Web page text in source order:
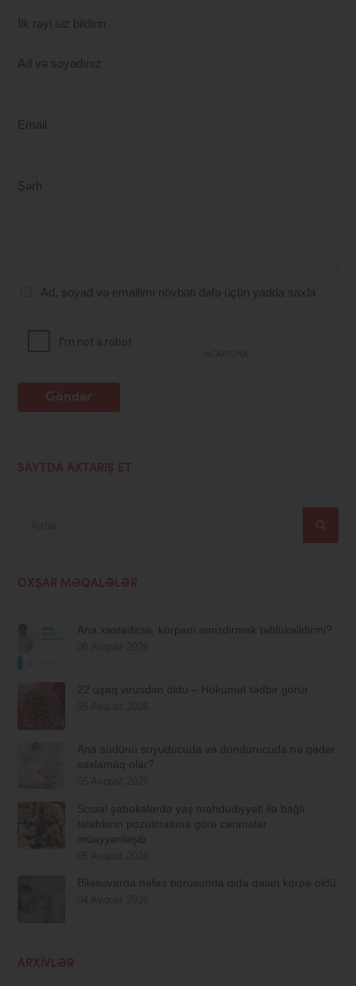
SAYTDA AXTARIŞ ET
OXŞAR MƏQALƏLƏR
Ana xəstədirsə, körpəni əmizdirmək təhlükəlidirmi?
22 uşaq virusdan öldü – Hökumət tədbir görür
Ana südünü soyuducuda və dondurucuda nə qədər
saxlamaq olar?
Sosial şəbəkələrdə yaş məhdudiyyəti ilə bağlı
tələblərin pozulmasına görə cərimələr
müəyyənləşib
Biləsuvarda nəfəs borusunda qida qalan körpə öldü
ARXIVLƏR
İlk rəyi siz bildirin
Ad və soyadınız
Email
Şərh
Ad, soyad və emailimi növbəti dəfə üçün yadda saxla
Göndər